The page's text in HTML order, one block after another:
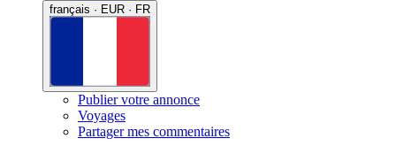
français · EUR · FR
Publier votre annonce
Voyages
Partager mes commentaires